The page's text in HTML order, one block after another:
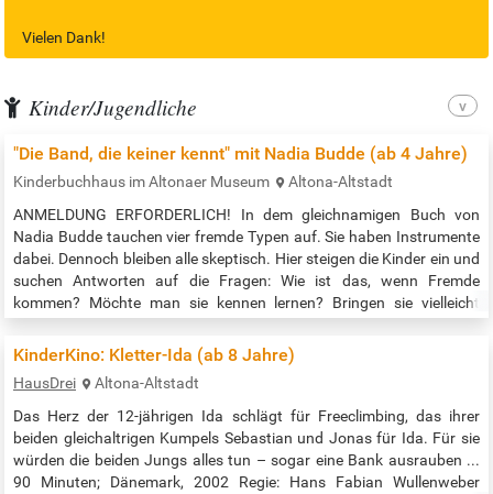
Vielen Dank!
Kinder/Jugendliche
"Die Band, die keiner kennt" mit Nadia Budde (ab 4 Jahre)
Kinderbuchhaus im Altonaer Museum
Altona-Altstadt
ANMELDUNG ERFORDERLICH! In dem gleichnamigen Buch von
Nadia Budde tauchen vier fremde Typen auf. Sie haben Instrumente
dabei. Dennoch bleiben alle skeptisch. Hier steigen die Kinder ein und
suchen Antworten auf die Fragen: Wie ist das, wenn Fremde
kommen? Möchte man sie kennen lernen? Bringen sie vielleicht
„Fremder“ suchen die Kinder Antworten und schreiben die
Geschichte, der dann weniger…
KinderKino: Kletter-Ida (ab 8 Jahre)
HausDrei
Altona-Altstadt
Das Herz der 12-jährigen Ida schlägt für Freeclimbing, das ihrer
beiden gleichaltrigen Kumpels Sebastian und Jonas für Ida. Für sie
würden die beiden Jungs alles tun – sogar eine Bank ausrauben ...
90 Minuten; Dänemark, 2002 Regie: Hans Fabian Wullenweber